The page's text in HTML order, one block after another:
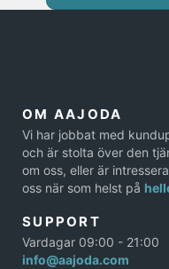
OM AAJODA
Vi har jobbat med
och är stolta över den
om oss, eller är
oss när som helst på
SUPPORT
Vardagar 09:00 - 21:00
info@aajoda.com